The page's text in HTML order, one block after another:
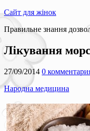
Сайт для жінок
Правильне знання
Лікування
27/09/2014 0
Народна медицина